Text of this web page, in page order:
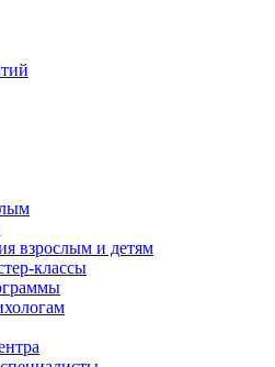
взрослым и детям
классы